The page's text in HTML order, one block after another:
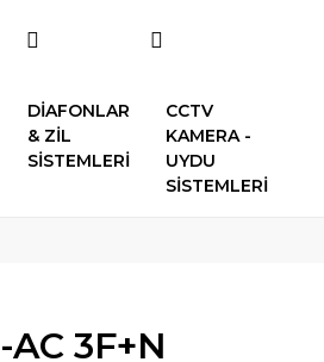
DİAFONLAR
& ZİL
SİSTEMLERİ
CCTV
KAMERA -
UYDU
SİSTEMLERİ
3F+N